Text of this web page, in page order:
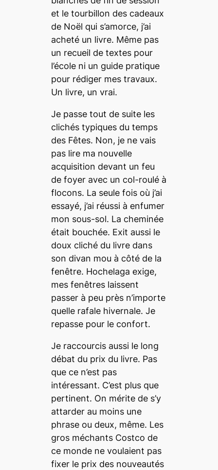
et le tourbillon des cadeaux
de Noël qui s’amorce, j’ai
acheté un livre. Même pas
un recueil de textes pour
l’école ni un guide pratique
pour rédiger mes travaux.
Un livre, un vrai.
Je passe tout de suite les
clichés typiques du temps
des Fêtes. Non, je ne vais
pas lire ma nouvelle
acquisition devant un feu
de foyer avec un col-roulé à
flocons. La seule fois où j’ai
essayé, j’ai réussi à enfumer
mon sous-sol. La cheminée
était bouchée. Exit aussi le
doux cliché du livre dans
son divan mou à côté de la
fenêtre. Hochelaga exige,
mes fenêtres laissent
passer à peu près n’importe
quelle rafale hivernale. Je
repasse pour le confort.
Je raccourcis aussi le long
débat du prix du livre. Pas
que ce n’est pas
intéressant. C’est plus que
pertinent. On mérite de s’y
attarder au moins une
phrase ou deux, même. Les
gros méchants Costco de
ce monde ne voulaient pas
fixer le prix des nouveautés